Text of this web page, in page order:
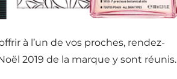
à l’un de vos proches, rendez-
2019 de la marque y sont réunis.